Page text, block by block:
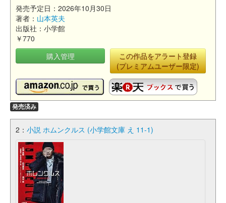
発売予定日：2026年10月30日
著者： 山本英夫
出版社：小学館
￥770
購入管理
この作品をアラート登録
(プレミアムユーザー限定)
発売済み
2： 小説 ホムンクルス (小学館文庫 え 11-1)